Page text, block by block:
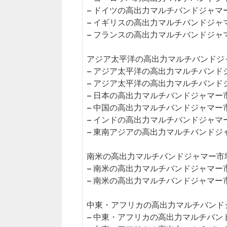
– ドイツの高出力マルチバンドジャマ
– イギリスの高出力マルチバンドジャ
– フランスの高出力マルチバンドジャ
アジア太平洋の高出力マルチバンド
– アジア太平洋の高出力マルチバンド
– アジア太平洋の高出力マルチバンド
– 日本の高出力マルチバンドジャマー
– 中国の高出力マルチバンドジャマー
– インドの高出力マルチバンドジャマ
– 東南アジアの高出力マルチバンドジ
南米の高出力マルチバンドジャマー
– 南米の高出力マルチバンドジャマー
– 南米の高出力マルチバンドジャマー
中東・アフリカの高出力マルチバン
– 中東・アフリカの高出力マルチバン